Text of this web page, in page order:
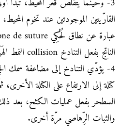
القارّيتين الموجودتين عند تخوم
الناتج بفعل التنادخ collision النمط الهَيْمَلي أو الهيمالاوي؛
4- يؤدّي التنادخ إلى مضاعفة سمك
كتلة إلى الارتفاع على الكتلة
السطحر بفعل عمليات الكثح، بعد
والثبات الرِّهاصي مرّة أخرى.